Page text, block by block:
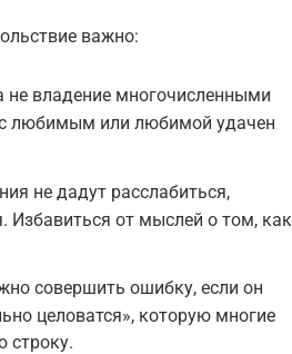
важно:
не владение многочисленными
с любимым или любимой удачен
не дадут расслабиться,
Избавиться от мыслей о том, как
совершить ошибку, если он
целоватся», которую многие
строку.